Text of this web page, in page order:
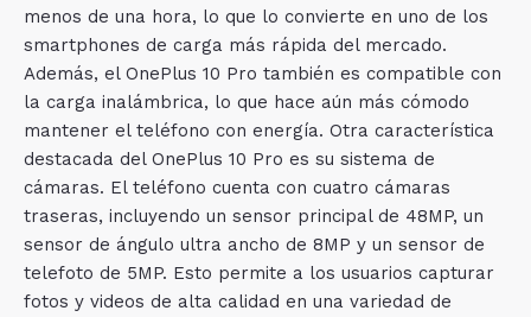
menos de una hora, lo que lo convierte en uno de los
smartphones de carga más rápida del mercado.
Además, el OnePlus 10 Pro también es compatible con
la carga inalámbrica, lo que hace aún más cómodo
mantener el teléfono con energía. Otra característica
destacada del OnePlus 10 Pro es su sistema de
cámaras. El teléfono cuenta con cuatro cámaras
traseras, incluyendo un sensor principal de 48MP, un
sensor de ángulo ultra ancho de 8MP y un sensor de
telefoto de 5MP. Esto permite a los usuarios capturar
fotos y videos de alta calidad en una variedad de